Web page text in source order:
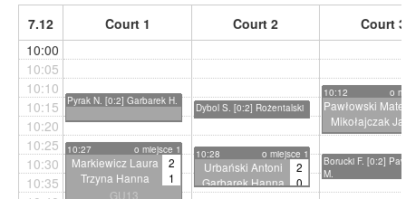
7.12 Court 1 Court 2 Court 3
10:27 o miejsce 1
Markiewicz Laura
2
Trzyna Hanna
1
GU13
Pyrak N. [0:2] Garbarek H.
10:28 o miejsce 1
Urbański Antoni
2
Garbarek Hanna
0
Dybol S. [0:2] Rożentalski
M.
10:12 o
Pawłowski
Mikołajczak
OU17
11:6
Borucki F. [0:2]
M.
10:00
10:05
10:10
10:15
10:20
10:25
10:30
10:35